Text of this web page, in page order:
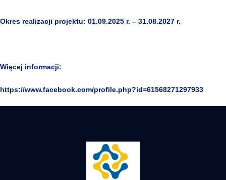
Okres realizacji projektu: 01.09.2025 r. – 31.08.2027 r.
Więcej informacji:
https://www.facebook.com/profile.php?id=61568271297933